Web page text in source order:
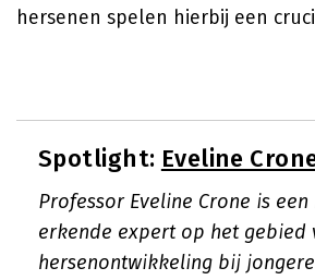
hersenen spelen hierbij een
Spotlight: Eveline
Professor Eveline Crone is
erkende expert op het gebied
hersenontwikkeling bij